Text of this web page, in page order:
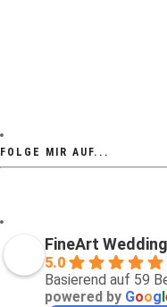
FOLGE MIR AUF...
FineArt
5.0
Basierend auf 59
powered by Goog